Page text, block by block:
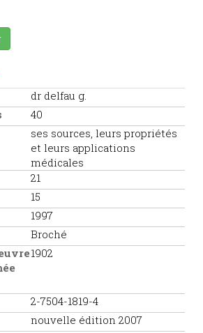
dr delfau g.
40
ses sources, leurs propriétés
et leurs applications
médicales
21
15
1997
Broché
1902
2-7504-1819-4
nouvelle édition 2007